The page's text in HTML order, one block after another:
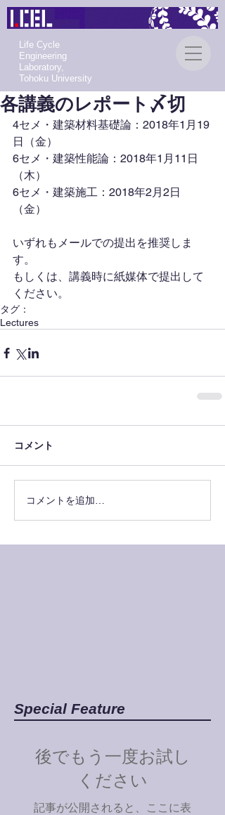
Life Cycle
Engineering
Laboratory,
Tohoku University
各講義のレポート〆切
4セメ・建築材料基礎論：2018年1月19
日（金）
6セメ・建築性能論：2018年1月11日
（木）
6セメ・建築施工：2018年2月2日
（金）
いずれもメールでの提出を推奨しま
す。
もしくは、講義時に紙媒体で提出して
ください。
タグ：
Lectures
コメント
コメントを追加…
Special Feature
後でもう一度お試し
ください
記事が公開されると、ここに表